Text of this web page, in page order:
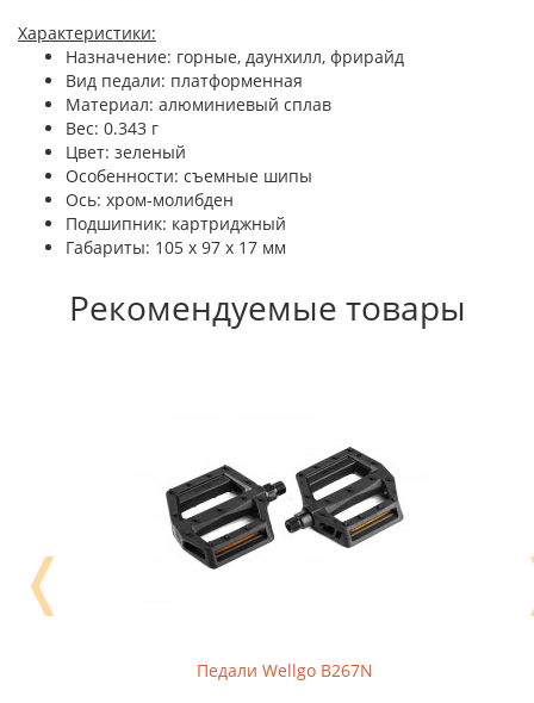
Характеристики:
Назначение: горные, даунхилл, фрирайд
Вид педали: платформенная
Материал: алюминиевый сплав
Вес: 0.343 г
Цвет: зеленый
Особенности: съемные шипы
Ось: хром-молибден
Подшипник: картриджный
Габариты: 105 x 97 x 17 мм
Рекомендуемые товары
Педали Wellgo B267N
❬